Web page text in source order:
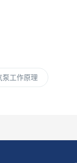
泵工作原理